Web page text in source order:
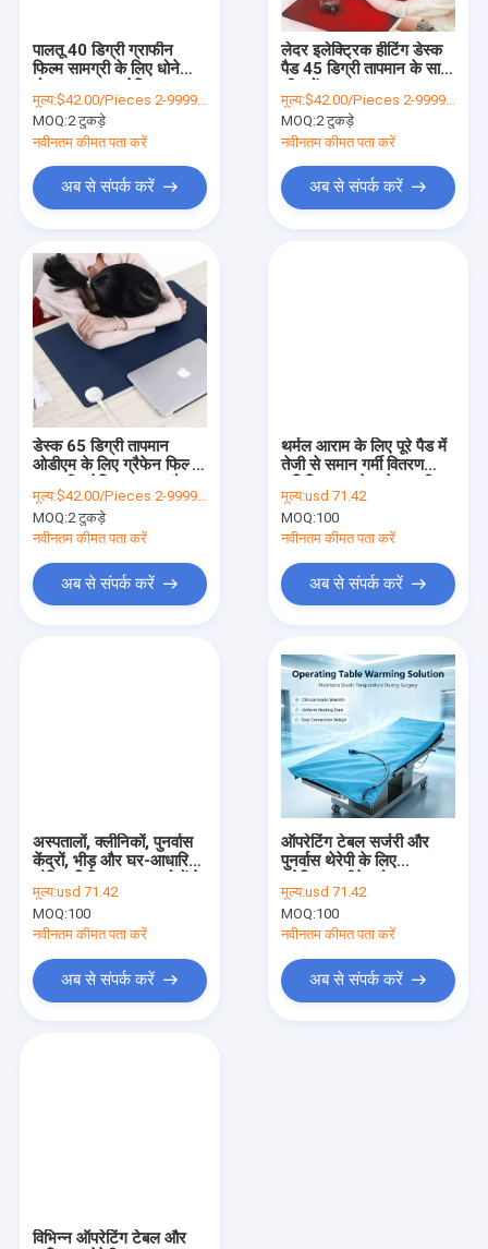
संपर्क करें
समाचार
मामलों
एक उद्धरण की विनती करे
पालतू 40 डिग्री ग्राफीन
फिल्म सामग्री के लिए धोने
हीटेड पैड
मूल्य:$42.00/Pieces 2-9999 Pieces
MOQ:2 टुकड़े
नवीनतम कीमत पता करें
अब से संपर्क करें
लेदर इलेक्ट्रिक हीटिंग डेस्क
पैड 45 डिग्री तापमान के साथ
मूल्य:$42.00/Pieces 2-9999 Pieces
MOQ:2 टुकड़े
नवीनतम कीमत पता करें
अब से संपर्क करें
डेस्क 65 डिग्री तापमान
ओडीएम के लिए ग्रैफेन फिल्म
मूल्य:$42.00/Pieces 2-9999 Pieces
MOQ:2 टुकड़े
नवीनतम कीमत पता करें
अब से संपर्क करें
थर्मल आराम के लिए पूरे पैड में
तेजी से समान गर्मी वितरण
हीटिंग तत्व के साथ इलेक्ट्रिक
हीटेड पैड
मूल्य:usd 71.42
MOQ:100
नवीनतम कीमत पता करें
अब से संपर्क करें
अस्पतालों, क्लीनिकों, पुनर्वास
केंद्रों, भीड़ और घर-आधारित
लिए उपयुक्त इलेक्ट्रिक हीटेड
पैड
मूल्य:usd 71.42
MOQ:100
नवीनतम कीमत पता करें
अब से संपर्क करें
ऑपरेटिंग टेबल सर्जरी और
पुनर्वास थेरेपी के लिए
फ्लेक्सिबल वाटरप्रूफ हीटिंग
पैड मेडिकल ग्रेड
मूल्य:usd 71.42
MOQ:100
नवीनतम कीमत पता करें
अब से संपर्क करें
विभिन्न ऑपरेटिंग टेबल और